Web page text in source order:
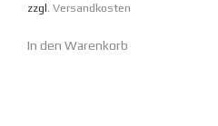
599,00 €299,00 €.
zzgl. Versandkosten
In den Warenkorb